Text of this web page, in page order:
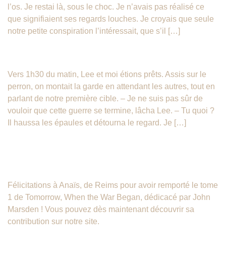
l’os. Je restai là, sous le choc. Je n’avais pas réalisé ce
que signifiaient ses regards louches. Je croyais que seule
notre petite conspiration l’intéressait, que s’il […]
Vers 1h30 du matin, Lee et moi étions prêts. Assis sur le
perron, on montait la garde en attendant les autres, tout en
parlant de notre première cible. – Je ne suis pas sûr de
vouloir que cette guerre se termine, lâcha Lee. – Tu quoi ?
Il haussa les épaules et détourna le regard. Je […]
Félicitations à Anaïs, de Reims pour avoir remporté le tome
1 de Tomorrow, When the War Began, dédicacé par John
Marsden ! Vous pouvez dès maintenant découvrir sa
contribution sur notre site.